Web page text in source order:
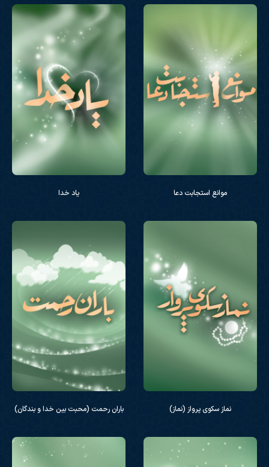
موانع استجابت دعا یاد خدا
نماز سکوی پرواز (نماز) باران رحمت (محبت بین خدا و بندگان)